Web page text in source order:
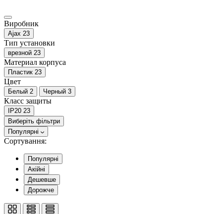
Виробник
Ajax 23
Тип установки
врезной 23
Материал корпуса
Пластик 23
Цвет
Белый 2 Черный 3
Класс защиты
IP20 23
Виберіть фільтри
Популярні
Сортування:
Популярні
Акійні
Дешевше
Дорожче